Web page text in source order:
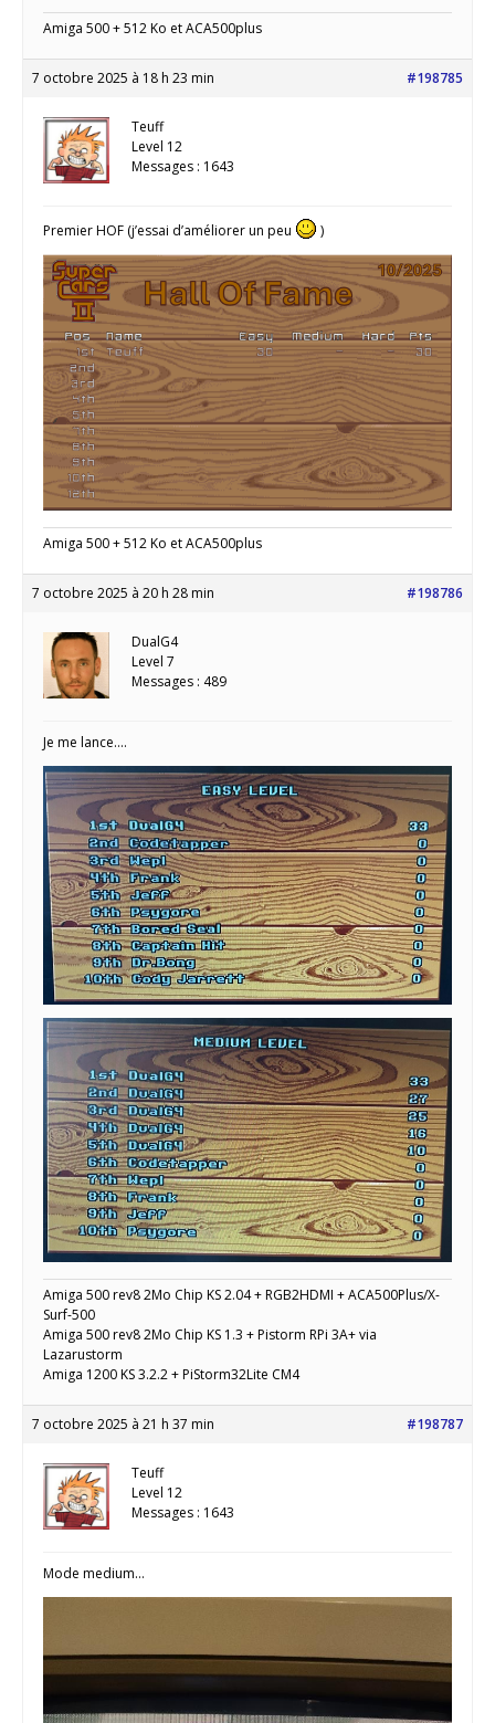
Amiga 500 + 512 Ko et ACA500plus
7 octobre 2025 à 18 h 23 min #198785
Teuff
Level 12
Messages : 1643
Premier HOF (j’essai d’améliorer un peu )
Amiga 500 + 512 Ko et ACA500plus
7 octobre 2025 à 20 h 28 min #198786
DualG4
Level 7
Messages : 489
Je me lance….
Amiga 500 rev8 2Mo Chip KS 2.04 + RGB2HDMI + ACA500Plus/X-
Surf-500
Amiga 500 rev8 2Mo Chip KS 1.3 + Pistorm RPi 3A+ via
Lazarustorm
Amiga 1200 KS 3.2.2 + PiStorm32Lite CM4
7 octobre 2025 à 21 h 37 min #198787
Teuff
Level 12
Messages : 1643
Mode medium…